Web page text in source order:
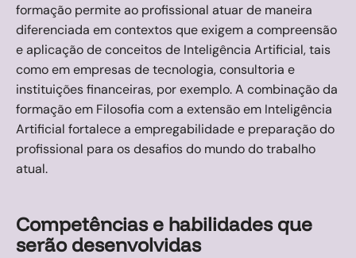
formação permite ao profissional atuar de maneira
diferenciada em contextos que exigem a compreensão
e aplicação de conceitos de Inteligência Artificial, tais
como em empresas de tecnologia, consultoria e
instituições financeiras, por exemplo. A combinação da
formação em Filosofia com a extensão em Inteligência
Artificial fortalece a empregabilidade e preparação do
profissional para os desafios do mundo do trabalho
atual.
Competências e habilidades que
serão desenvolvidas